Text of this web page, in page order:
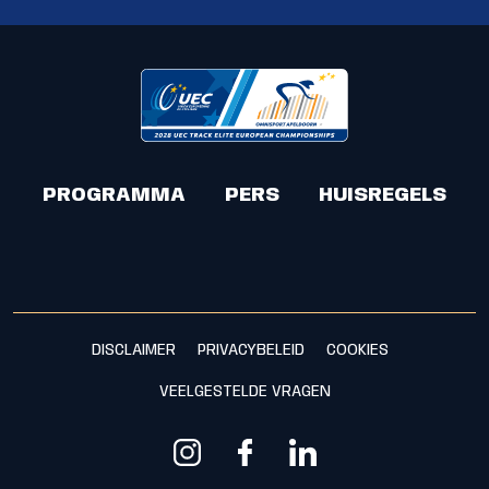
PROGRAMMA PERS HUISREGELS
DISCLAIMER PRIVACYBELEID COOKIES
VEELGESTELDE VRAGEN